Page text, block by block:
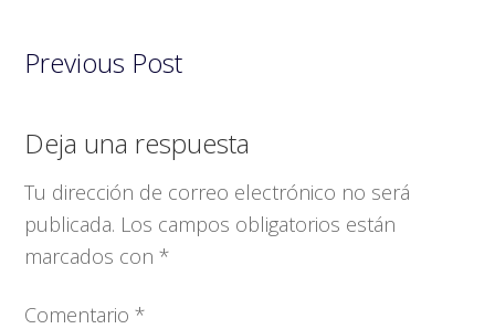
Previous Post
Interacciones
con
los
lectores
Deja una respuesta
Tu dirección de correo electrónico no será
publicada. Los campos obligatorios están
marcados con*
Comentario*